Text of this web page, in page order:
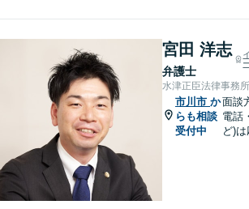
宮田 洋志
弁護士
水津正臣法律事務所
市川市 か
らも相談
受付中
面談
電話
ど)